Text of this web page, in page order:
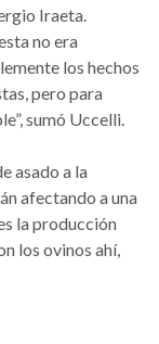
Iraeta.
no era
los hechos
pero para
sumó Uccelli.
asado a la
afectando a una
la producción
los ovinos ahí,